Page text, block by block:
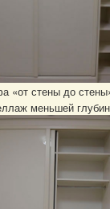
«от стены до
меньшей